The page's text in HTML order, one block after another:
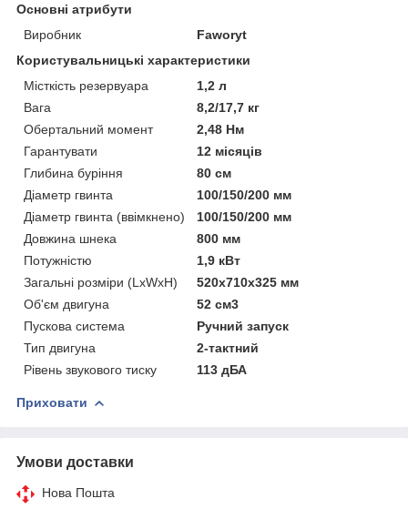
Основні атрибути
Виробник
Faworyt
Користувальницькі характеристики
Місткість резервуара
1,2 л
Вага
8,2/17,7 кг
Обертальний момент
2,48 Нм
Гарантувати
12 місяців
Глибина буріння
80 см
Діаметр гвинта
100/150/200 мм
Діаметр гвинта (ввімкнено)
100/150/200 мм
Довжина шнека
800 мм
Потужністю
1,9 кВт
Загальні розміри (LxWxH)
520x710x325 мм
Об'єм двигуна
52 см3
Пускова система
Ручний запуск
Тип двигуна
2-тактний
Рівень звукового тиску
113 дБА
Приховати
Умови доставки
Нова Пошта